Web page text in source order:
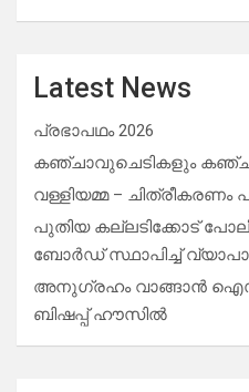
Latest News
പ്രഭാപഥം 2026
കഞ്ചാവുചെടികളും
വള്ളിയമ്മ – ചിത്രീകരണം
പുതിയ കല്ലടിക്കോട്
ബോർഡ് സ്ഥാപിച്ച്
അനുഗ്രഹം വാങ്ങാൻ
ബിഷപ്പ് ഹൗസില്‍